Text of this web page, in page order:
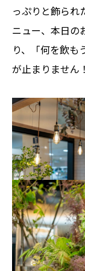
っぷりと飾られ
ニュー、本日の
り、「何を飲も
が止まりません！